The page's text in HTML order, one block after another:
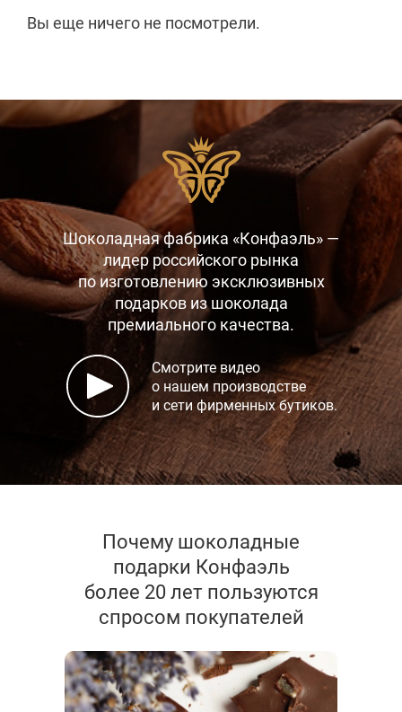
Вы еще ничего не посмотрели.
Шоколадная фабрика «Конфаэль» —
лидер российского рынка
по изготовлению эксклюзивных
подарков из шоколада
премиального качества.
Смотрите видео
о нашем производстве
и сети фирменных бутиков.
Почему шоколадные
подарки Конфаэль
более 20 лет пользуются
спросом покупателей